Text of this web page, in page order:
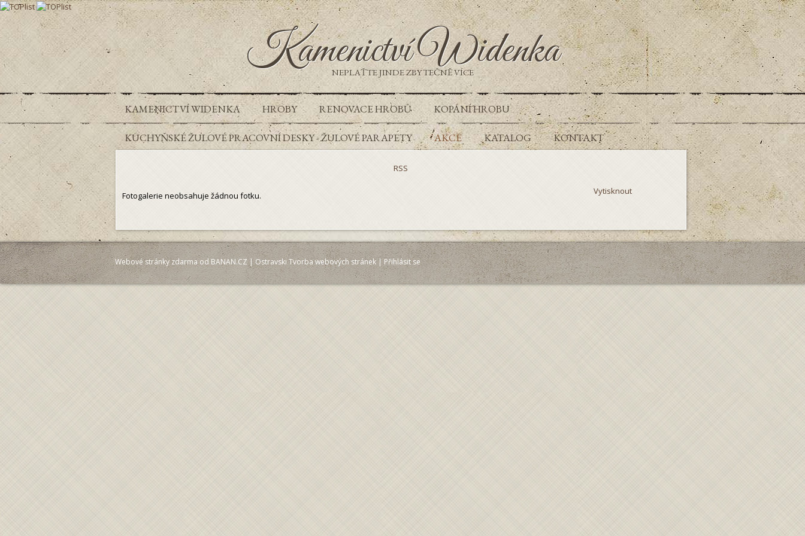
Kamenictví Widenka
NEPLAŤTE JINDE ZBYTEČNĚ VÍCE
KAMENICTVÍ WIDENKA HROBY RENOVACE HROBŮ KOPÁNÍ HROBU
KUCHYŇSKÉ ŽULOVÉ PRACOVNÍ DESKY - ŽULOVÉ PARAPETY AKCE KATALOG KONTAKT
RSS
Fotogalerie neobsahuje žádnou fotku. Vytisknout
Webové stránky zdarma odBANAN.CZ |Ostravski Tvorba webových stránek | Přihlásit se